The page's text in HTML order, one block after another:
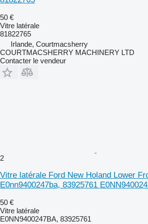
50 €
Vitre latérale
81822765
Irlande, Courtmacsherry
COURTMACSHERRY MACHINERY LTD
Contacter le vendeur
2
Vitre latérale Ford New Holand Lower
E0nn9400247ba, 83925761
50 €
Vitre latérale
E0NN9400247BA, 83925761